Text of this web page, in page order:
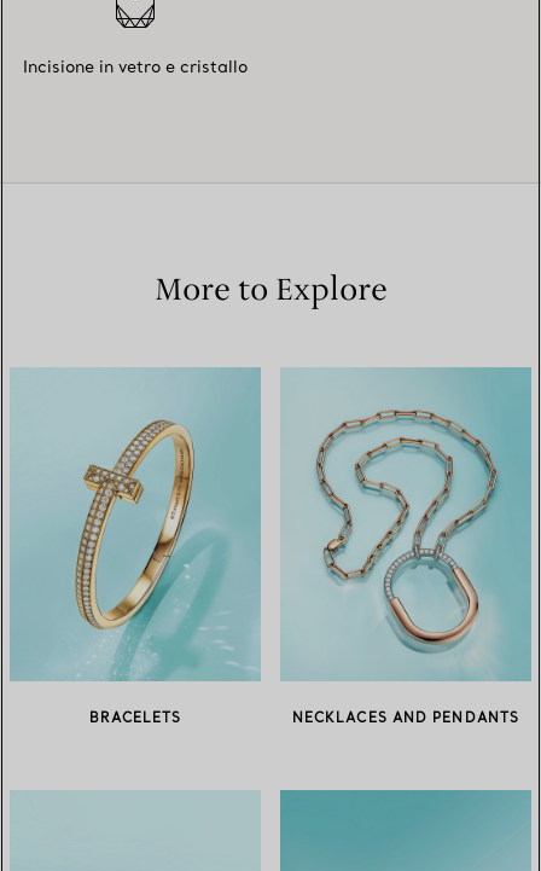
Incisione in vetro e cristallo
More to Explore
BRACELETS NECKLACES AND PENDANTS